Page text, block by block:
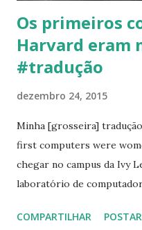
Os primeiros
Harvard eram
#tradução
dezembro 24, 2015
Minha [grosseira]
first computers were
chegar no campus da Ivy
laboratório de
"computadoras" é muito
COMPARTILHAR